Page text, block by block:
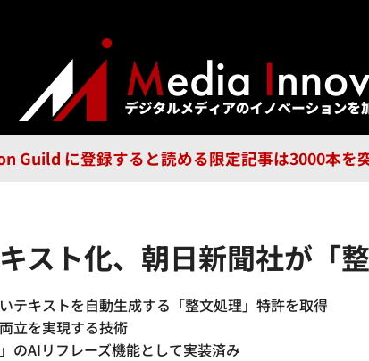
Guild に登録すると読める限定記事は3000本を
テクノロジー 広告 企業 特
スト化、朝日新聞社が「
テキストを自動生成する「整文処理」特許を取得
立を実現する技術
のAIリフレーズ機能として実装済み